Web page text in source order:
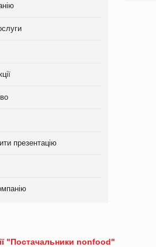
презентацію
"Постачальники nonfood"